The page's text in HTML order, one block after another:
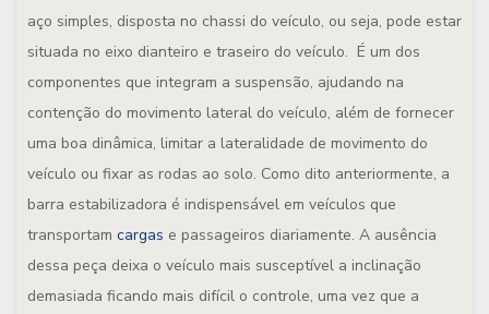
aço simples, disposta no chassi do veículo, ou seja, pode estar
situada no eixo dianteiro e traseiro do veículo. É um dos
componentes que integram a suspensão, ajudando na
contenção do movimento lateral do veículo, além de fornecer
uma boa dinâmica, limitar a lateralidade de movimento do
veículo ou fixar as rodas ao solo. Como dito anteriormente, a
barra estabilizadora é indispensável em veículos que
transportam cargas e passageiros diariamente. A ausência
dessa peça deixa o veículo mais susceptível a inclinação
demasiada ficando mais difícil o controle, uma vez que a